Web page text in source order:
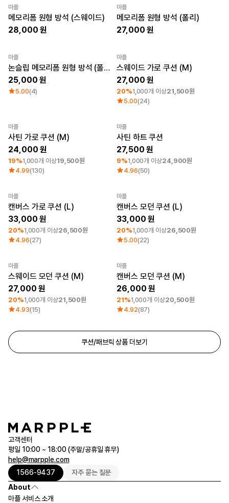
Sale New
마플
메모리폼 원형 방석 (스웨이드)
28,000
Sale New
마플
메모리폼 원형 방석 (폴리)
27,000
Sale New
마플
논슬립 메모리폼 원형 방석 (폴리)
25,000
5.00(4)
최소 주문수량 1개
마플
스웨이드 가로 쿠션 (M)
27,000
20%1,000개 이상21,500원
5.00(24)
최소 주문수량 1개
마플
사틴 가로 쿠션 (M)
24,000
19%1,000개 이상19,500원
4.99(130)
최소 주문수량 1개
마플
사틴 하트 쿠션
27,500
9%1,000개 이상24,900원
4.96(50)
최소 주문수량 1개
마플
캔버스 가로 쿠션 (L)
33,000
20%1,000개 이상26,500원
4.96(27)
최소 주문수량 1개
마플
캔버스 모던 쿠션 (L)
33,000
20%1,000개 이상26,500원
5.00(22)
최소 주문수량 1개
마플
스웨이드 모던 쿠션 (M)
27,000
20%1,000개 이상21,500원
4.93(15)
최소 주문수량 1개
마플
캔버스 모던 쿠션 (M)
26,000
21%1,000개 이상20,500원
4.92(87)
쿠션/패브릭 상품 더보기
고객센터
평일 10:00 ~ 18:00 (주말/공휴일 휴무)
help@marpple.com
1566-9437
자주 묻는 질문
About
마플 서비스 소개